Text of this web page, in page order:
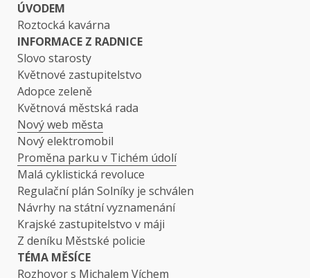
ÚVODEM
Roztocká kavárna
INFORMACE Z RADNICE
Slovo starosty
Květnové zastupitelstvo
Adopce zeleně
Květnová městská rada
Nový web města
Nový elektromobil
Proměna parku v Tichém údolí
Malá cyklistická revoluce
Regulační plán Solníky je schválen
Návrhy na státní vyznamenání
Krajské zastupitelstvo v máji
Z deníku Městské policie
TÉMA MĚSÍCE
Rozhovor s Michalem Víchem